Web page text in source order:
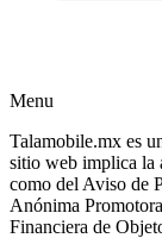
Menu
Talamobile.mx es
sitio web implica la
como del Aviso de
Anónima
Financiera de